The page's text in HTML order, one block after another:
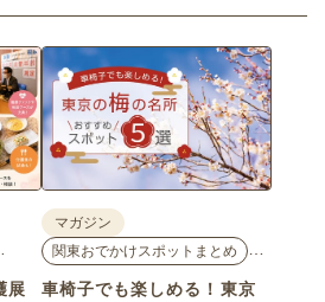
展
マガジン
関東おでかけスポットまとめ
車椅子でも楽しめる！東京